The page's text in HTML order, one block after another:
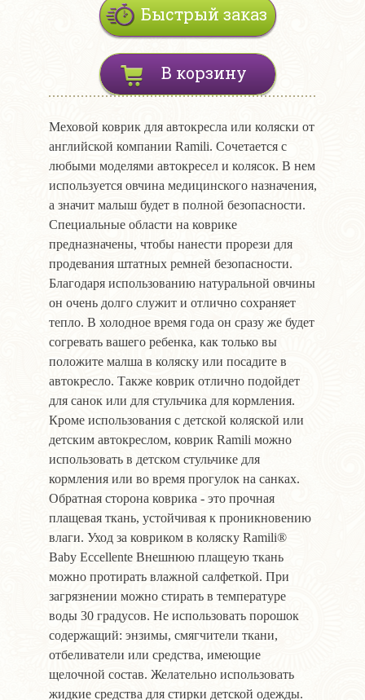
Быстрый заказ
В корзину
Меховой коврик для автокресла или коляски от
английской компании Ramili. Сочетается с
любыми моделями автокресел и колясок. В нем
используется овчина медицинского назначения,
а значит малыш будет в полной безопасности.
Специальные области на коврике
предназначены, чтобы нанести прорези для
продевания штатных ремней безопасности.
Благодаря использованию натуральной овчины
он очень долго служит и отлично сохраняет
тепло. В холодное время года он сразу же будет
согревать вашего ребенка, как только вы
положите малша в коляску или посадите в
автокресло. Также коврик отлично подойдет
для санок или для стульчика для кормления.
Кроме использования с детской коляской или
детским автокреслом, коврик Ramili можно
использовать в детском стульчике для
кормления или во время прогулок на санках.
Обратная сторона коврика - это прочная
плащевая ткань, устойчивая к проникновению
влаги. Уход за ковриком в коляску Ramili®
Baby Eccellente Внешнюю плащеую ткань
можно протирать влажной салфеткой. При
загрязнении можно стирать в температуре
воды 30 градусов. Не использовать порошок
содержащий: энзимы, смягчители ткани,
отбеливатели или средства, имеющие
щелочной состав. Желательно использовать
жидкие средства для стирки детской одежды.